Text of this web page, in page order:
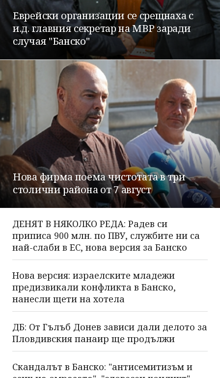
Еврейски организации се срещнаха с
и.д. главния секретар на МВР заради
случая "Банско"
Нова фирма поема чистотата в три
столични района от 7 август
ДЕНЯТ В НЯКОЛКО РЕДА: Радев си
приписа 900 млн. по ПВУ, службите ни са
най-слаби в ЕС, нова версия за Банско
Нова версия: израелските младежи
предизвикали конфликта в Банско,
нанесли щети на хотела
ДБ: От Гълъб Донев зависи дали делото за
Пловдивския панаир ще продължи
Скандалът в Банско: "антисемитизъм и